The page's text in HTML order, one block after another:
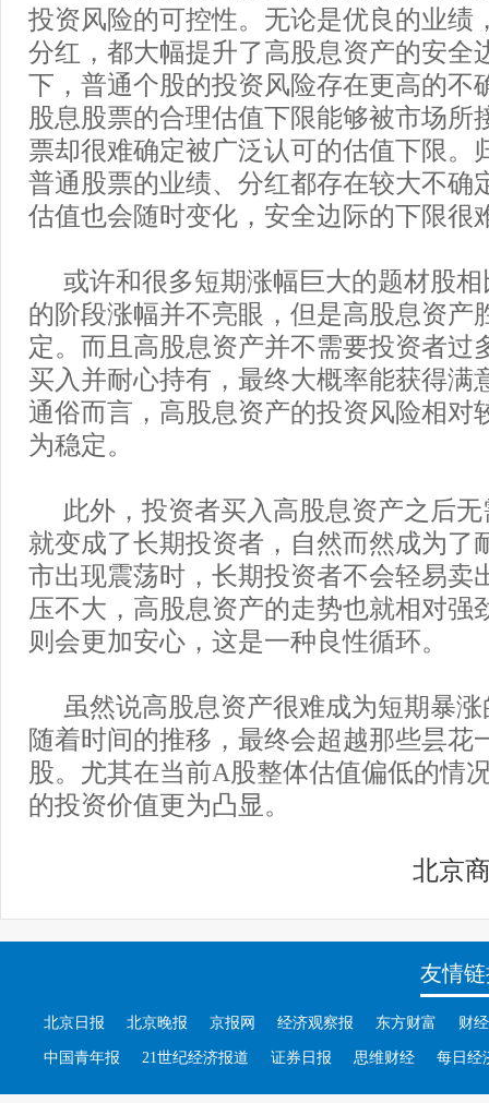
投资风险的可控性。无论是优良的业绩
分红，都大幅提升了高股息资产的安全
下，普通个股的投资风险存在更高的不
股息股票的合理估值下限能够被市场所
票却很难确定被广泛认可的估值下限。
普通股票的业绩、分红都存在较大不确
估值也会随时变化，安全边际的下限很
或许和很多短期涨幅巨大的题材股
的阶段涨幅并不亮眼，但是高股息资产
定。而且高股息资产并不需要投资者过
买入并耐心持有，最终大概率能获得满
通俗而言，高股息资产的投资风险相对
为稳定。
此外，投资者买入高股息资产之后
就变成了长期投资者，自然而然成为了
市出现震荡时，长期投资者不会轻易卖
压不大，高股息资产的走势也就相对强
则会更加安心，这是一种良性循环。
虽然说高股息资产很难成为短期暴
随着时间的推移，最终会超越那些昙花
股。尤其在当前A股整体估值偏低的情
的投资价值更为凸显。
北京
友情
北京日报 北京晚报 京报网 经济观察报 东方财富 财
中国青年报 21世纪经济报道 证券日报 思维财经 每日经